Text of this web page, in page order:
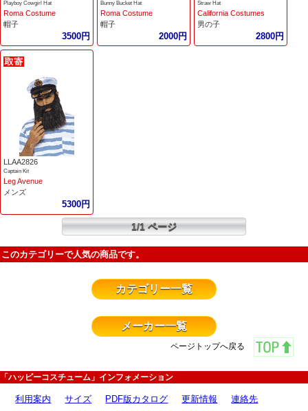
Playboy Cowgirl Hat
Roma Costume
帽子
3500円
Bunny Bucket Hat
Roma Costume
帽子
2000円
Straw Hat
California Costumes
男の子
2800円
LLAA2826
Captain Kit
Leg Avenue
メンズ
5300円
1/1 ページ
このカテゴリーで人気の商品です。
カテゴリー一覧
メーカー一覧
ページトップへ戻る
「ハッピーコスチューム」インフォメーション
利用案内 サイズ PDF版カタログ 更新情報 連絡先